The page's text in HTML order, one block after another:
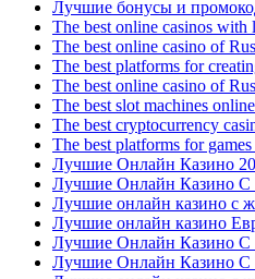
Лучшие бонусы и
The best online casinos
The best online casino of
The best platforms for
The best online casino of
The best slot machines
The best cryptocurrency
The best platforms for
Лучшие Онлайн Казино
Лучшие Онлайн Казино С
Лучшие онлайн казино с
Лучшие онлайн казино
Лучшие Онлайн Казино С
Лучшие Онлайн Казино С